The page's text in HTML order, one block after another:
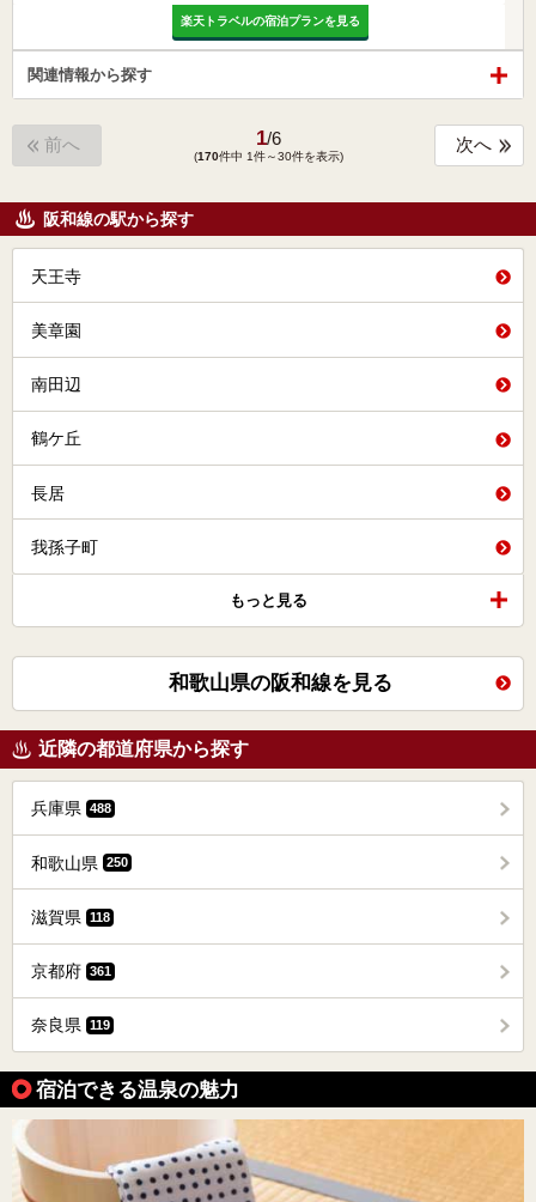
楽天トラベルの宿泊プランを見る
関連情報から探す
前へ 1/6
(170件中 1件～30件を表示)
次へ
阪和線の駅から探す
天王寺
美章園
南田辺
鶴ケ丘
長居
我孫子町
もっと見る
和歌山県の阪和線を見る
近隣の都道府県から探す
兵庫県 488
和歌山県 250
滋賀県 118
京都府 361
奈良県 119
宿泊できる温泉の魅力